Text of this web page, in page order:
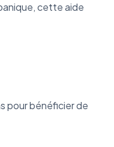
cette aide
pour bénéficier de